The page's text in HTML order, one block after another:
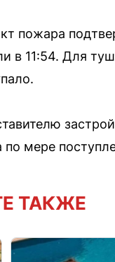
пожара
в 11:54. Для
мере
ТАКЖЕ